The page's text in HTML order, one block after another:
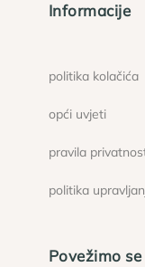
Informacije
politika kolačića
opći uvjeti
pravila
politika
Povežimo se